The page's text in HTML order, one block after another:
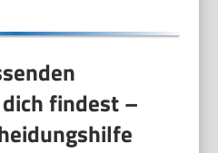
findest –